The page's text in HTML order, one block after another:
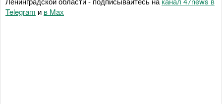
Telegram и в Maх